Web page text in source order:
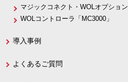
マジックコネクト・WOLオプション
WOLコントローラ「MC3000」
導入事例
よくあるご質問